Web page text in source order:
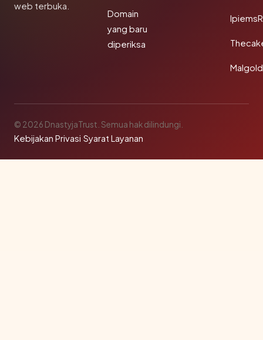
web terbuka.
Domain
yang baru
diperiksa
© 2026 DnastyjaTrust. Semua hak dilindungi.
Kebijakan Privasi·Syarat Layanan